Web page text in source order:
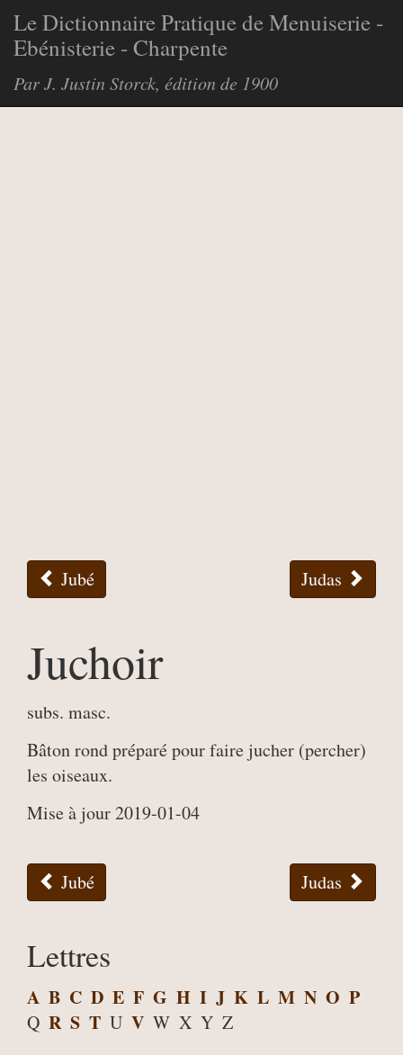
Le Dictionnaire Pratique de Menuiserie -
Ebénisterie - Charpente
Par J. Justin Storck, édition de 1900
Jubé Judas
Juchoir
subs. masc.
Bâton rond préparé pour faire jucher (percher)
les oiseaux.
Mise à jour 2019-01-04
Jubé Judas
Lettres
A B C D E F G H I J K L M N O P
Q R S T U V W X Y Z